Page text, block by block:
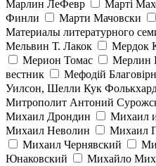
Марлин ЛеФевр
Марті
Финли
Марти Мачовски
Материалы литературного
Мельвин Т. Лакок
Мердок
Мерион Томас
Мерлин
вестник
Мефодій
Уилсон, Шелли Кук
Митрополит Антоний
Михаил Дрондин
Михаил
Михаил Неволин
Михаил
Михаил Чернявский
Юнаковский
Михайло